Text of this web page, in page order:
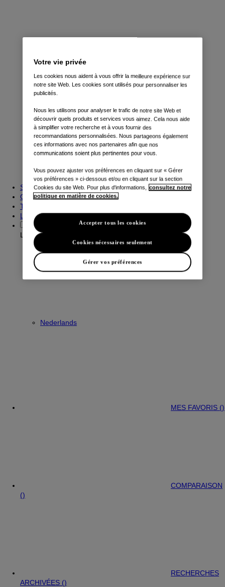
Ariya
Véhicules Utilitaires
Primastar
Interstar
Stock
Offre de reprise
Trouvez un concessionnaire
La promesse Nissan Intelligent Choice
Langue:
Nederlands
MES FAVORIS ()
COMPARAISON
()
RECHERCHES
ARCHIVÉES ()
Votre vie privée
Les cookies nous aident à vous offrir la meilleure expérience sur
notre site Web. Les cookies sont utilisés pour personnaliser les
publicités.
Nous les utilisons pour analyser le trafic de notre site Web et
découvrir quels produits et services vous aimez. Cela nous aide
à simplifier votre recherche et à vous fournir des
recommandations personnalisées. Nous partageons également
ces informations avec nos partenaires afin que nos
communications soient plus pertinentes pour vous.
Vous pouvez ajuster vos préférences en cliquant sur « Gérer
vos préférences » ci-dessous et/ou en cliquant sur la section
Cookies du site Web. Pour plus d'informations, consultez notre
politique en matière de cookies.
Gérer vos préférences
Cookies nécessaires seulement
Accepter tous les cookies